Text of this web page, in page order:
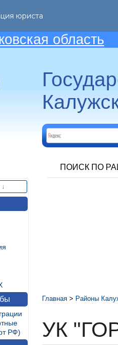
область
ПОИСК ПО
РФ)
Главная > Районы
УК